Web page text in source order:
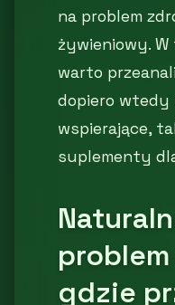
na problem
żywieniowy.
warto
dopiero wtedy
wspierające,
suplementy
gdzie